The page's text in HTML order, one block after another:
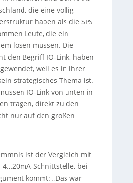
die eine völlig
haben als die SPS
Leute, die ein
lösen müssen. Die
den Begriff IO-Link, haben
weil es in ihrer
strategisches Thema ist.
IO-Link von unten in
tragen, direkt zu den
nur auf den großen
ist der Vergleich mit
4…20mA-Schnittstelle, bei
kommt: „Das war